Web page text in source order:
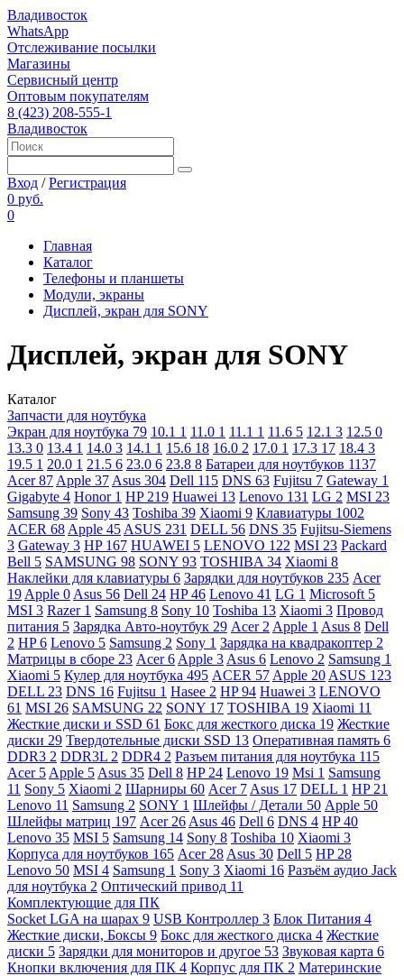
Владивосток
WhatsApp
Отслеживание посылки
Магазины
Сервисный центр
Оптовым покупателям
8 (423) 208-555-1
Владивосток
Вход /Регистрация
0 руб.
0
Главная
Каталог
Телефоны и планшеты
Модули, экраны
Дисплей, экран для SONY
Дисплей, экран для SONY
Каталог
Запчасти для ноутбука
Экран для ноутбука 79 10.1 1 11.0 1 11.1 1 11.6 5 12.1 3 12.5 0
13.3 0 13.4 1 14.0 3 14.1 1 15.6 18 16.0 2 17.0 1 17.3 17 18.4 3
19.5 1 20.0 1 21.5 6 23.0 6 23.8 8 Батареи для ноутбуков 1137
Acer87 Apple 37 Asus 304 Dell 115 DNS 63 Fujitsu 7 Gateway 1
Gigabyte 4 Honor 1 HP 219 Huawei 13 Lenovo 131 LG 2 MSI 23
Samsung 39 Sony 43 Toshiba 39 Xiaomi 9 Клавиатуры 1002
ACER 68 Apple 45 ASUS 231 DELL 56 DNS 35 Fujitsu-Siemens
3 Gateway 3 HP 167 HUAWEI 5 LENOVO 122 MSI 23 Packard
Bell 5 SAMSUNG 98 SONY 93 TOSHIBA 34 Xiaomi 8
Наклейки для клавиатуры 6 Зарядки для ноутбуков 235 Acer
19 Apple 0 Asus 56 Dell 24 HP46 Lenovo 41 LG 1 Microsoft 5
MSI 3 Razer 1 Samsung 8 Sony 10 Toshiba 13 Xiaomi 3 Провод
питания 5 Зарядка Авто-ноутбук 29 Acer 2 Apple 1 Asus 8 Dell
2 HP6 Lenovo 5 Samsung 2 Sony 1 Зарядка на квадракоптер 2
Матрицы в сборе 23 Acer6 Apple 3 Asus 6 Lenovo 2 Samsung 1
Xiaomi 5 Кулер для ноутбука 495 ACER 57 Apple 20 ASUS 123
DELL 23 DNS 16 Fujitsu 1 Hasee 2 HP94 Huawei 3 LENOVO
61 MSI 26 SAMSUNG 22 SONY 17 TOSHIBA 19 Xiaomi 11
Жесткие диски и SSD 61 Бокс для жесткого диска 19 Жесткие
диски 29 Твердотельные диски SSD 13 Оперативная память 6
DDR3 2 DDR3L 2 DDR4 2 Разъем питания для ноутбука 115
Acer 5 Apple 5 Asus 35 Dell 8 HP 24 Lenovo 19 Msi 1 Samsung
11 Sony 5 Xiaomi 2 Шарниры 60 Acer 7 Asus 17 DELL 1 HP 21
Lenovo 11 Samsung 2 SONY 1 Шлейфы / Детали 50 Apple 50
Шлейфы матриц 197 Acer 26 Asus 46 Dell 6 DNS 4 HP40
Lenovo 35 MSI 5 Samsung 14 Sony 8 Toshiba 10 Xiaomi 3
Корпуса для ноутбуков 165 Acer 28 Asus 30 Dell 5 HP 28
Lenovo 50 MSI 4 Samsung 1 Sony 3 Xiaomi 16 Разъём аудио Jack
для ноутбука 2 Оптический привод 11
Комплектующие для ПК
Socket LGA на шарах 9 USB Контроллер 3 Блок Питания 4
Жесткие диски, Боксы 9 Бокс для жесткого диска 4 Жесткие
диски 5 Зарядки для мониторов и другое 53 Звуковая карта 6
Кнопки включения для ПК 4 Корпус для ПК 2 Материнские